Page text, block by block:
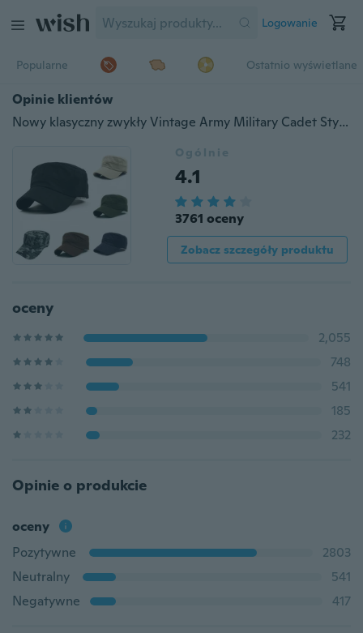
Logowanie
Popularne Ostatnio wyświetlane
Opinie klientów
Nowy klasyczny zwykły Vintage Army Military Cadet Style Czapka bawełniana regulowana
Ogólnie
4.1
3761 oceny
Zobacz szczegóły produktu
oceny
2,055
748
541
185
232
Opinie o produkcie
oceny
Pozytywne
2803
Neutralny
541
Negatywne
417